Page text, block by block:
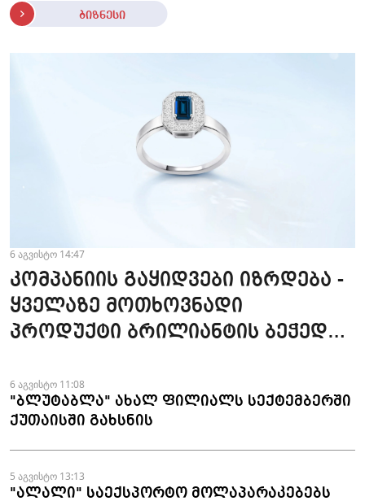
ბიზნესი
6 აგვისტო 14:47
კომპანიის გაყიდვები იზრდება -
ყველაზე მოთხოვნადი
პროდუქტი ბრილიანტის ბეჭედია
6 აგვისტო 11:08
"ბლუტაბლა" ახალ ფილიალს სექტემბერში
ქუთაისში გახსნის
5 აგვისტო 13:13
"ალალი" საექსპორტო მოლაპარაკებებს